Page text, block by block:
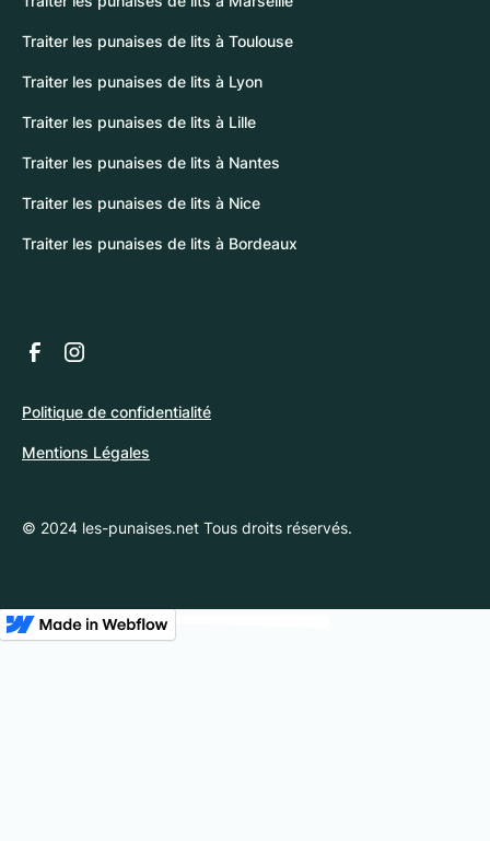
Traiter les punaises de lits à Toulouse
Traiter les punaises de lits à Lyon
Traiter les punaises de lits à Lille
Traiter les punaises de lits à Nantes
Traiter les punaises de lits à Nice
Traiter les punaises de lits à Bordeaux
© 2024 les-punaises.net Tous droits réservés.
Politique de confidentialité
Mentions Légales